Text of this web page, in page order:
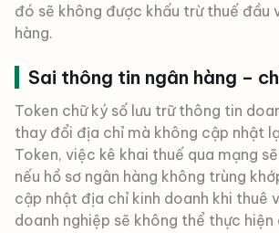
đó sẽ không được khấu trừ thuế đầu
hàng.
Sai thông tin ngân hàng –
Token chữ ký số lưu trữ thông tin
thay đổi địa chỉ mà không cập nhật
Token, việc kê khai thuế qua mạng
nếu hồ sơ ngân hàng không trùng
cập nhật địa chỉ kinh doanh khi thuê
doanh nghiệp sẽ không thể thực hiện